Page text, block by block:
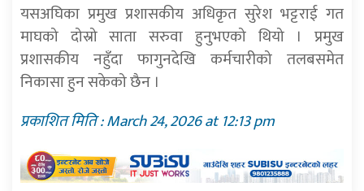
यसअघिका प्रमुख प्रशासकीय अधिकृत सुरेश भट्टराई गत
माघको दोस्रो साता सरुवा हुनुभएको थियो । प्रमुख
प्रशासकीय नहुँदा फागुनदेखि कर्मचारीको तलबसमेत
निकासा हुन सकेको छैन ।
प्रकाशित मिति : March 24, 2026 at 12:13 pm